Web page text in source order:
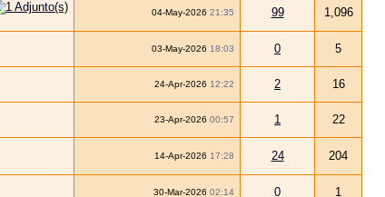
04-May-2026 21:35 99 1,096
03-May-2026 18:03 0 5
24-Apr-2026 12:22 2 16
23-Apr-2026 00:57 1 22
14-Apr-2026 17:28 24 204
30-Mar-2026 02:14 0 1